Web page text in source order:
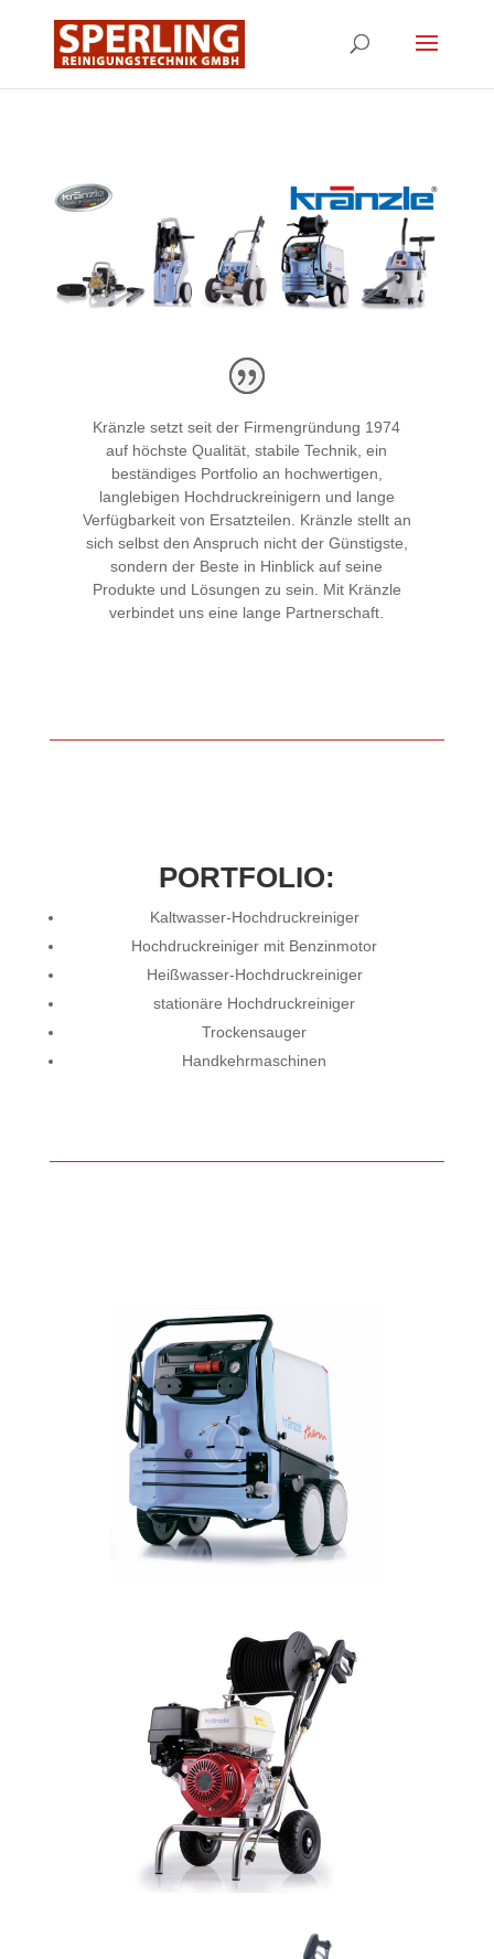
Kränzle setzt seit der Firmengründung 1974
auf höchste Qualität, stabile Technik, ein
beständiges Portfolio an hochwertigen,
langlebigen Hochdruckreinigern und lange
Verfügbarkeit von Ersatzteilen. Kränzle stellt an
sich selbst den Anspruch nicht der Günstigste,
sondern der Beste in Hinblick auf seine
Produkte und Lösungen zu sein. Mit Kränzle
verbindet uns eine lange Partnerschaft.
PORTFOLIO:
Kaltwasser-Hochdruckreiniger
Hochdruckreiniger mit Benzinmotor
Heißwasser-Hochdruckreiniger
stationäre Hochdruckreiniger
Trockensauger
Handkehrmaschinen